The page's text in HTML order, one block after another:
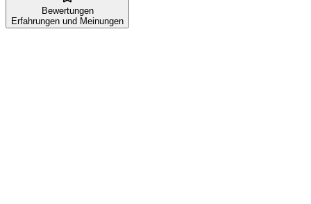
Bewertungen
Erfahrungen und Meinungen